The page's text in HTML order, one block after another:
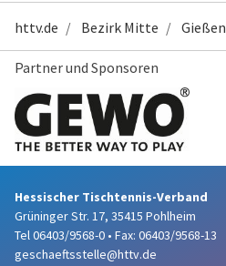
httv.de Bezirk Mitte Gießen
Partner und Sponsoren
Hessischer Tischtennis-Verband
Grüninger Str. 17, 35415 Pohlheim
Tel 06403/9568-0 • Fax: 06403/9568-13
geschaeftsstelle@httv.de